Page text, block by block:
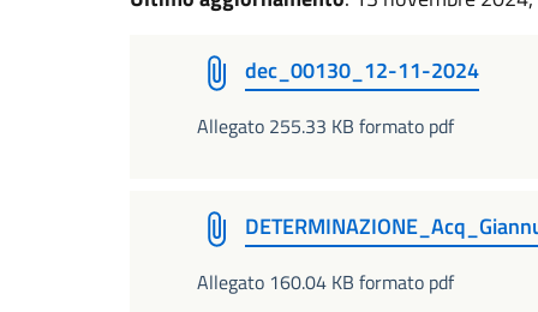
dec_00130_12-11-2024
Allegato 255.33 KB formato pdf
Allegato 160.04 KB formato pdf